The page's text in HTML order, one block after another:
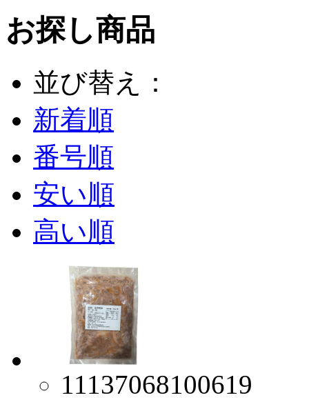
お探し商品
並び替え：
新着順
番号順
安い順
高い順
11137068100619